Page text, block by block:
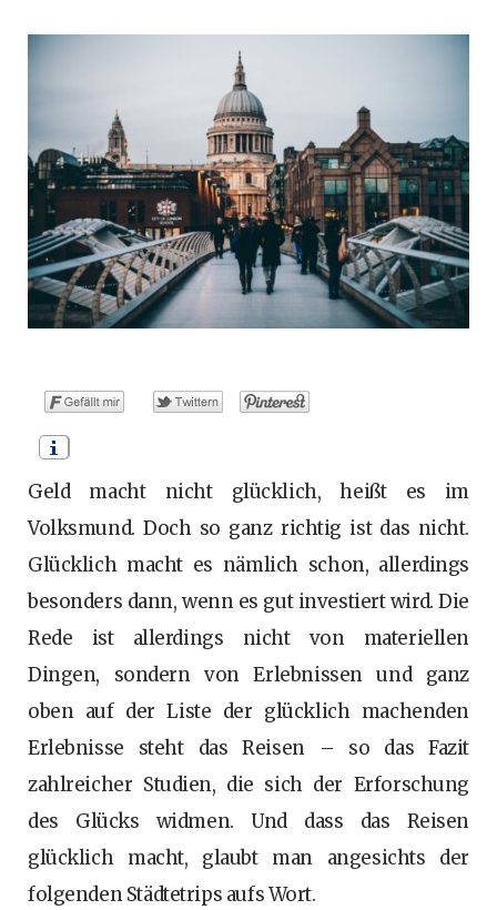
o
k
t
e
r
)
g
a
m
r
s
t
b
Geld macht nicht glücklich, heißt es im
Volksmund. Doch so ganz richtig ist das nicht.
Glücklich macht es nämlich schon, allerdings
besonders dann, wenn es gut investiert wird. Die
Rede ist allerdings nicht von materiellen
Dingen, sondern von Erlebnissen und ganz
oben auf der Liste der glücklich machenden
Erlebnisse steht das Reisen – so das Fazit
zahlreicher Studien, die sich der Erforschung
des Glücks widmen. Und dass das Reisen
glücklich macht, glaubt man angesichts der
folgenden Städtetrips aufs Wort.